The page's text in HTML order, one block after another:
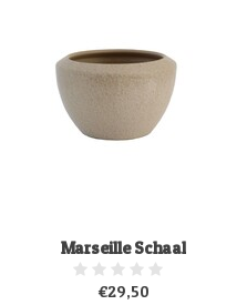
Marseille Schaal
€29,50